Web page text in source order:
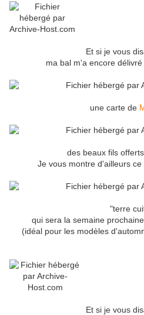
Et si je vous
ma bal m'a encore
une carte de
des beaux fils
Je vous montre d'ailleurs
"terre
qui sera la semaine
(idéal pour les modèles
Et si je vous